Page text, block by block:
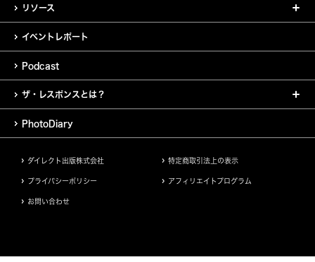
リソース
イベントレポート
Podcast
ザ・レスポンスとは？
PhotoDiary
ダイレクト出版株式会社 特定商取引法上の表示
プライバシーポリシー アフィリエイトプログラム
お問い合わせ